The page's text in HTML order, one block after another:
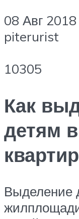
08 Авг
piterurist
10305
Как
детям
Выделение